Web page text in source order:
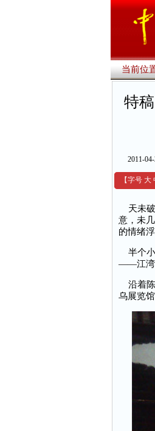
当前位
特
2011-
【字号 大
天未破
意，未
的情绪
半个小
——江湾
沿着陈
乌展览馆